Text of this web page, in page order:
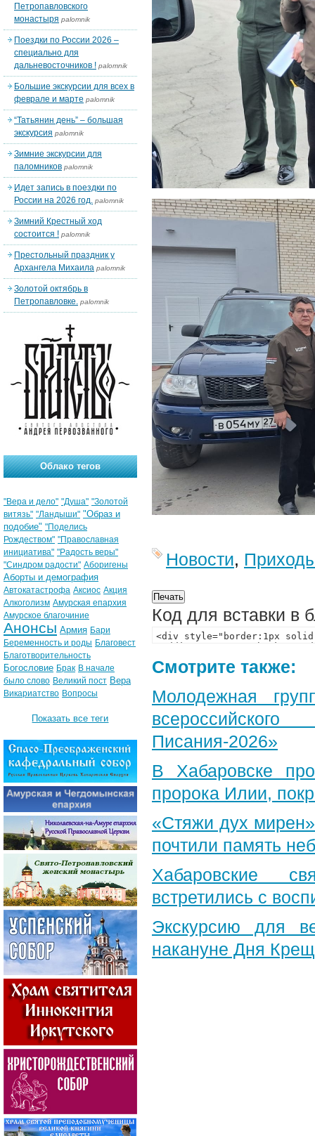
Новости,
Код для вставки в
Смотрите также:
Молодежная
Писания-2026»
В Хабаровске
пророка Илии,
«Стяжи дух
почтили память
Хабаровские
встретились с
Экскурсию для
накануне Дня
Петропавловского
монастыря palomnik
Поездки по России 2026 –
специально для
дальневосточников ! palomnik
Большие экскурсии для всех в
феврале и марте palomnik
“Татьянин день” – большая
экскурсия palomnik
Зимние экскурсии для
паломников palomnik
Идет запись в поездки по
России на 2026 год. palomnik
Зимний Крестный ход
состоится ! palomnik
Престольный праздник у
Архангела Михаила palomnik
Золотой октябрь в
Петропавловке. palomnik
Облако тегов
"Вера и дело" "Душа" "Золотой
витязь" "Ландыши" "Образ и
подобие" "Поделись
Рождеством" "Православная
инициатива" "Радость веры"
"Синдром радости" Аборигены
Аборты и демография
Автокатастрофа Аксиос Акция
Алкоголизм Амурская епархия
Амурское благочиние
Анонсы Армия Бари
Беременность и роды Благовест
Благотворительность
Богословие Брак В начале
было слово Великий пост Вера
Викариатство Вопросы
Показать все теги